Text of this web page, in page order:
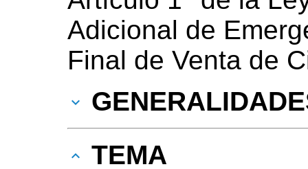
Adicional de
Final de Venta de
TEMA